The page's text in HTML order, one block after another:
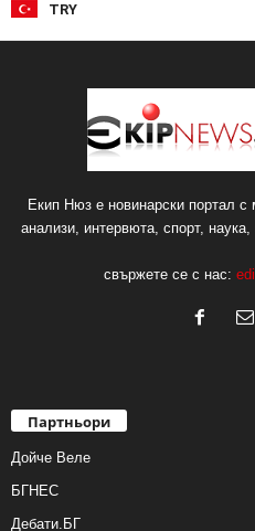
TRY
Екип Нюз е новинарски портал с
анализи, интервюта, спорт,
свържете се с нас:
Партньори
Дойче Веле
БГНЕС
Дебати.БГ